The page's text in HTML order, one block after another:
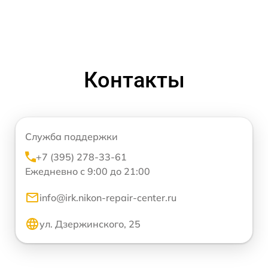
Контакты
Служба поддержки
+7 (395) 278-33-61
Ежедневно с 9:00 до 21:00
info@irk.nikon-repair-center.ru
ул. Дзержинского, 25